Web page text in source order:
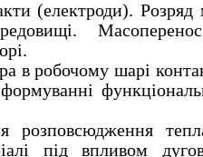
(електроди). Розряд
в робочому шарі
під впливом